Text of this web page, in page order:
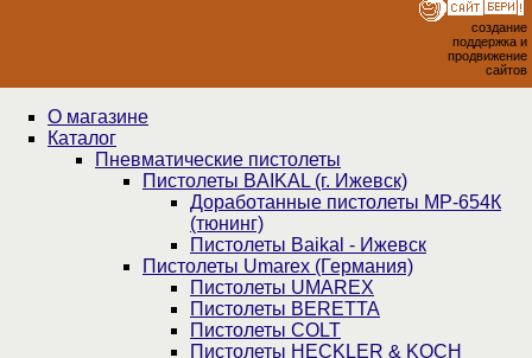
создание
поддержка и
продвижение
сайтов
О магазине
Каталог
Пнев­ма­ти­чес­кие пистолеты
Пистолеты BAIKAL (г. Ижевск)
Доработанные пистолеты МР-654К
(тюнинг)
Пистолеты Baikal - Ижевск
Пистолеты Umarex (Германия)
Пистолеты UMAREX
Пистолеты BERETTA
Пистолеты COLT
Пистолеты HECKLER & KOCH